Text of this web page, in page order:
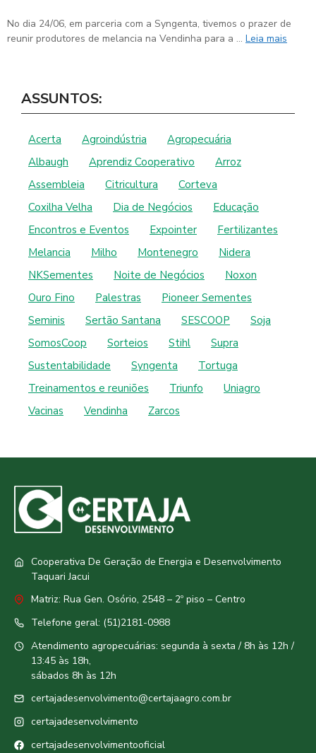
No dia 24/06, em parceria com a Syngenta, tivemos o prazer de
reunir produtores de melancia na Vendinha para a … Leia mais
ASSUNTOS:
Acerta Agroindústria
Agropecuária
Albaugh
Aprendiz Cooperativo
Arroz
Assembleia
Citricultura
Corteva
Coxilha Velha
Dia de Negócios
Educação
Encontros e Eventos
Expointer
Fertilizantes
Melancia
Milho Montenegro
Nidera
NKSementes
Noite de Negócios
Noxon
Ouro Fino
Palestras
Pioneer Sementes
Seminis
Sertão Santana SESCOOP
Soja
SomosCoop
Sorteios Stihl
Supra
Sustentabilidade
Syngenta
Tortuga
Treinamentos e reuniões
Triunfo
Uniagro
Vacinas
Vendinha Zarcos
Cooperativa De Geração de Energia e Desenvolvimento
Taquari Jacui
Matriz: Rua Gen. Osório, 2548 – 2º piso – Centro
Telefone geral: (51)2181-0988
Atendimento agropecuárias: segunda à sexta / 8h às 12h /
13:45 às 18h,
sábados 8h às 12h
certajadesenvolvimento@certajaagro.com.br
certajadesenvolvimento
certajadesenvolvimentooficial